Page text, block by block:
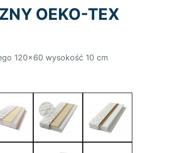
OEKO-TEX
120×60 wysokość 10 cm